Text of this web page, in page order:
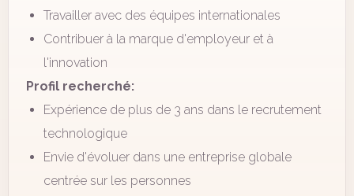
Travailler avec des équipes internationales
Contribuer à la marque d'employeur et à
l'innovation
Profil recherché:
Expérience de plus de 3 ans dans le recrutement
technologique
Envie d'évoluer dans une entreprise globale
centrée sur les personnes